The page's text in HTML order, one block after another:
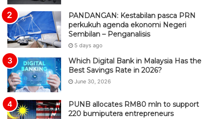
PANDANGAN: Kestabilan pasca PRN
perkukuh agenda ekonomi Negeri
Sembilan – Penganalisis
5 days ago
Which Digital Bank in Malaysia Has the
Best Savings Rate in 2026?
June 30, 2026
PUNB allocates RM80 mln to support
220 bumiputera entrepreneurs